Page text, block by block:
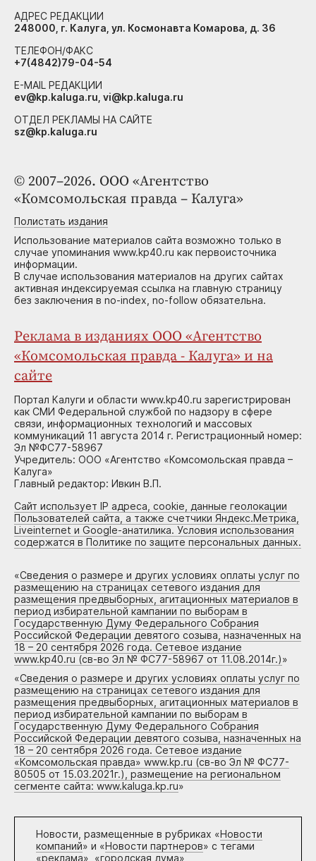
© 2007–2026. ООО «Агентство
«Комсомольская правда – Калуга»
Полистать издания
Использование материалов сайта возможно только в
случае упоминания www.kp40.ru как первоисточника
информации.
В случае использования материалов на других сайтах
активная индексируемая ссылка на главную страницу
без заключения в no-index, no-follow обязательна.
Реклама в изданиях ООО «Агентство
«Комсомольская правда - Калуга» и на
сайте
Портал Калуги и области www.kp40.ru зарегистрирован
как СМИ Федеральной службой по надзору в сфере
связи, информационных технологий и массовых
коммуникаций 11 августа 2014 г. Регистрационный номер:
Эл №ФС77-58967
Учредитель: ООО «Агентство «Комсомольская правда –
Калуга»
Главный редактор: Ивкин В.П.
Сайт использует IP адреса, cookie, данные геолокации
Пользователей сайта, а также счетчики Яндекс.Метрика,
Liveinternet и Google-анатилика. Условия использования
содержатся в Политике по защите персональных данных.
«Сведения о размере и других условиях оплаты услуг по
размещению на страницах сетевого издания для
размещения предвыборных, агитационных материалов в
период избирательной кампании по выборам в
Государственную Думу Федерального Собрания
Российской Федерации девятого созыва, назначенных на
18 – 20 сентября 2026 года. Сетевое издание
www.kp40.ru (св-во Эл № ФС77-58967 от 11.08.2014г.)»
«Сведения о размере и других условиях оплаты услуг по
размещению на страницах сетевого издания для
размещения предвыборных, агитационных материалов в
период избирательной кампании по выборам в
Государственную Думу Федерального Собрания
Российской Федерации девятого созыва, назначенных на
18 – 20 сентября 2026 года. Сетевое издание
«Комсомольская правда» www.kp.ru (св-во Эл № ФС77-
80505 от 15.03.2021г.), размещение на региональном
сегменте сайта: www.kaluga.kp.ru»
Новости, размещенные в рубриках «Новости
компаний» и «Новости партнеров» с тегами
«реклама», «городская дума»,
АДРЕС РЕДАКЦИИ
248000, г. Калуга, ул. Космонавта Комарова, д. 36
ТЕЛЕФОН/ФАКС
+7(4842)79-04-54
E-MAIL РЕДАКЦИИ
ev@kp.kaluga.ru, vi@kp.kaluga.ru
ОТДЕЛ РЕКЛАМЫ НА САЙТЕ
sz@kp.kaluga.ru